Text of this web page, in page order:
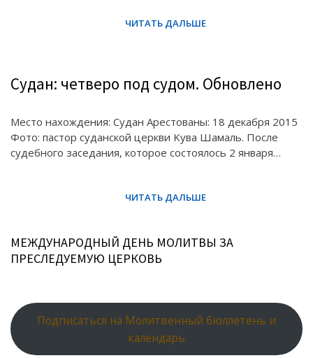
Судан: четверо под судом. Обновлено
Место нахождения: Судан Арестованы: 18 декабря 2015
Фото: пастор суданской церкви Kува Шамаль. После
судебного заседания, которое состоялось 2 января…
МЕЖДУНАРОДНЫЙ ДЕНЬ МОЛИТВЫ ЗА
ПРЕСЛЕДУЕМУЮ ЦЕРКОВЬ
Подписаться на Молитвенный бюллетень и
календарь